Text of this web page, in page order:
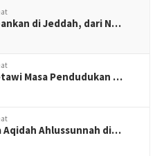
di Jeddah, dari N…
Masa Pendudukan …
Aqidah Ahlussunnah di…